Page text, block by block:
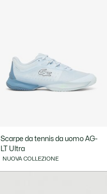
Scarpe da tennis da uomo AG-
LT Ultra
NUOVA COLLEZIONE